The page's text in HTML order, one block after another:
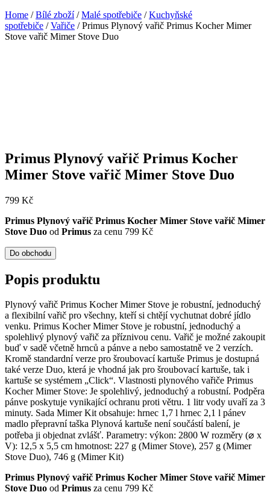
Home /Bílé zboží/Malé spotřebiče /Kuchyňské
spotřebiče /Vařiče / Primus Plynový vařič Primus Kocher Mimer
Stove vařič Mimer Stove Duo
Primus Plynový vařič Primus Kocher
Mimer Stove vařič Mimer Stove Duo
799 Kč
Primus Plynový vařič Primus Kocher Mimer Stove vařič Mimer
Stove Duo od Primus za cenu 799 Kč
Do obchodu
Popis produktu
Plynový vařič Primus Kocher Mimer Stove je robustní, jednoduchý
a flexibilní vařič pro všechny, kteří si chtějí vychutnat dobré jídlo
venku. Primus Kocher Mimer Stove je robustní, jednoduchý a
spolehlivý plynový vařič za příznivou cenu. Vařič je možné zakoupit
buď v sadě včetně hrnců a pánve a nebo samostatně ve 2 verzích.
Kromě standardní verze pro šroubovací kartuše Primus je dostupná
také verze Duo, která je vhodná jak pro šroubovací kartuše, tak i
kartuše se systémem „Click“. Vlastnosti plynového vařiče Primus
Kocher Mimer Stove: Je spolehlivý, jednoduchý a robustní. Podpěra
pánve poskytuje vynikající ochranu proti větru. 1 litr vody uvaří za 3
minuty. Sada Mimer Kit obsahuje: hrnec 1,7 l hrnec 2,1 l pánev
madlo přepravní taška Plynová kartuše není součástí balení, je
potřeba ji objednat zvlášť. Parametry: výkon: 2800 W rozměry (⌀ x
V): 12,5 x 5,5 cm hmotnost: 227 g (Mimer Stove), 257 g (Mimer
Stove Duo), 746 g (Mimer Kit)
Primus Plynový vařič Primus Kocher Mimer Stove vařič Mimer
Stove Duo od Primus za cenu 799 Kč